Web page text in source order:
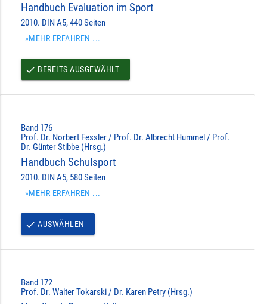
Handbuch Evaluation im Sport
2010. DIN A5, 440 Seiten
»MEHR ERFAHREN ...
done BEREITS AUSGEWÄHLT
Band 176
Prof. Dr. Norbert Fessler / Prof. Dr. Albrecht Hummel / Prof.
Dr. Günter Stibbe (Hrsg.)
Handbuch Schulsport
2010. DIN A5, 580 Seiten
»MEHR ERFAHREN ...
done AUSWÄHLEN
Band 172
Prof. Dr. Walter Tokarski / Dr. Karen Petry (Hrsg.)